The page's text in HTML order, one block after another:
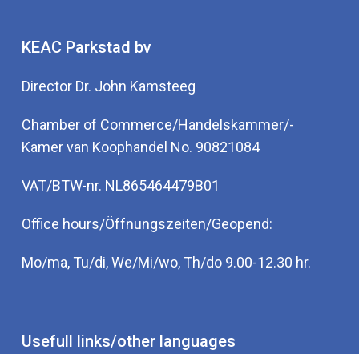
KEAC Parkstad bv
Director Dr. John Kamsteeg
Chamber of Commerce/Handelskammer/-
Kamer van Koophandel No. 90821084
VAT/BTW-nr. NL865464479B01
Office hours/Öffnungszeiten/Geopend:
Mo/ma, Tu/di, We/Mi/wo, Th/do 9.00-12.30 hr.
Usefull links/other languages